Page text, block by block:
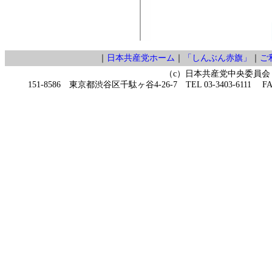
｜ 日本共産党ホーム ｜ 「しんぶん赤旗」 ｜ ご
（c）日本共産党中央委員会
151-8586 東京都渋谷区千駄ヶ谷4-26-7 TEL 03-3403-6111